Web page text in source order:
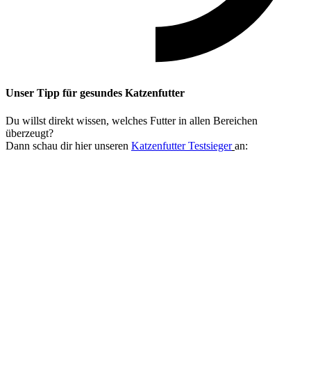
Unser Tipp für gesundes Katzenfutter
Du willst direkt wissen, welches Futter in allen Bereichen
überzeugt?
Dann schau dir hier unseren Katzenfutter Testsieger an: